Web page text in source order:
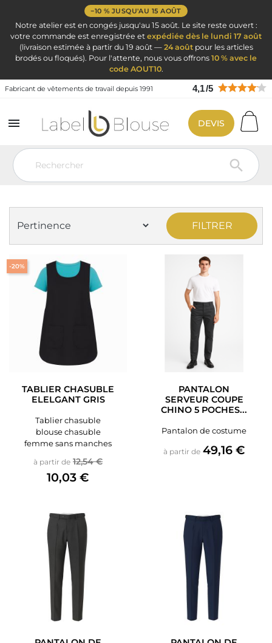
−10 % JUSQU'AU 15 AOÛT
Notre atelier est en congés jusqu'au 15 août. Le site reste ouvert :
votre commande est enregistrée et expédiée dès le lundi 17 août
(livraison estimée à partir du 19 août — 24 aoûtpour les articles
brodés ou floqués). Pour l'attente, nous vous offrons 10 % avec le
code AOUT10.
Fabricant de vêtements de travail depuis 1991 4,1/5


DEVIS
Vêtement de travail Vêtement Service Accueil & Hôtelier
Pantalon
PANTALON DE COSTUME
FILTRER
TABLIER CHASUBLE
ELELGANT GRIS
Tablier chasuble
blouse chasuble
femme sans manches
à partir de Prix de base
12,54 €Prix
10,03 €
-20%
PANTALON
SERVEUR COUPE
CHINO 5 POCHES...
Pantalon de costume
à partir de Prix
49,16 €